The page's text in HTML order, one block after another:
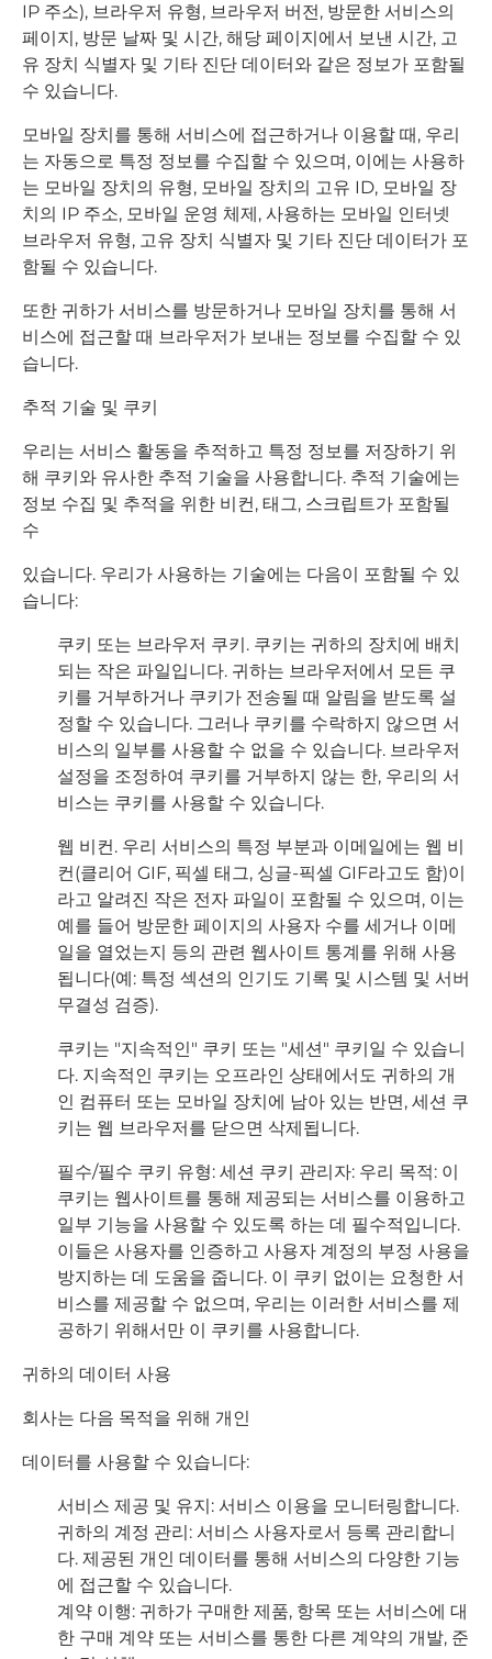
IP 주소), 브라우저 유형, 브라우저 버전, 방문한 서비스의
페이지, 방문 날짜 및 시간, 해당 페이지에서 보낸 시간, 고
유 장치 식별자 및 기타 진단 데이터와 같은 정보가 포함될
수 있습니다.
모바일 장치를 통해 서비스에 접근하거나 이용할 때, 우리
는 자동으로 특정 정보를 수집할 수 있으며, 이에는 사용하
는 모바일 장치의 유형, 모바일 장치의 고유 ID, 모바일 장
치의 IP 주소, 모바일 운영 체제, 사용하는 모바일 인터넷
브라우저 유형, 고유 장치 식별자 및 기타 진단 데이터가 포
함될 수 있습니다.
또한 귀하가 서비스를 방문하거나 모바일 장치를 통해 서
비스에 접근할 때 브라우저가 보내는 정보를 수집할 수 있
습니다.
추적 기술 및 쿠키
우리는 서비스 활동을 추적하고 특정 정보를 저장하기 위
해 쿠키와 유사한 추적 기술을 사용합니다. 추적 기술에는
정보 수집 및 추적을 위한 비컨, 태그, 스크립트가 포함될
수
있습니다. 우리가 사용하는 기술에는 다음이 포함될 수 있
습니다:
쿠키 또는 브라우저 쿠키. 쿠키는 귀하의 장치에 배치
되는 작은 파일입니다. 귀하는 브라우저에서 모든 쿠
키를 거부하거나 쿠키가 전송될 때 알림을 받도록 설
정할 수 있습니다. 그러나 쿠키를 수락하지 않으면 서
비스의 일부를 사용할 수 없을 수 있습니다. 브라우저
설정을 조정하여 쿠키를 거부하지 않는 한, 우리의 서
비스는 쿠키를 사용할 수 있습니다.
웹 비컨. 우리 서비스의 특정 부분과 이메일에는 웹 비
컨(클리어 GIF, 픽셀 태그, 싱글-픽셀 GIF라고도 함)이
라고 알려진 작은 전자 파일이 포함될 수 있으며, 이는
예를 들어 방문한 페이지의 사용자 수를 세거나 이메
일을 열었는지 등의 관련 웹사이트 통계를 위해 사용
됩니다(예: 특정 섹션의 인기도 기록 및 시스템 및 서버
무결성 검증).
쿠키는 "지속적인" 쿠키 또는 "세션" 쿠키일 수 있습니
다. 지속적인 쿠키는 오프라인 상태에서도 귀하의 개
인 컴퓨터 또는 모바일 장치에 남아 있는 반면, 세션 쿠
키는 웹 브라우저를 닫으면 삭제됩니다.
필수/필수 쿠키 유형: 세션 쿠키 관리자: 우리 목적: 이
쿠키는 웹사이트를 통해 제공되는 서비스를 이용하고
일부 기능을 사용할 수 있도록 하는 데 필수적입니다.
이들은 사용자를 인증하고 사용자 계정의 부정 사용을
방지하는 데 도움을 줍니다. 이 쿠키 없이는 요청한 서
비스를 제공할 수 없으며, 우리는 이러한 서비스를 제
공하기 위해서만 이 쿠키를 사용합니다.
귀하의 데이터 사용
회사는 다음 목적을 위해 개인
데이터를 사용할 수 있습니다:
서비스 제공 및 유지: 서비스 이용을 모니터링합니다.
귀하의 계정 관리: 서비스 사용자로서 등록 관리합니
다. 제공된 개인 데이터를 통해 서비스의 다양한 기능
에 접근할 수 있습니다.
계약 이행: 귀하가 구매한 제품, 항목 또는 서비스에 대
한 구매 계약 또는 서비스를 통한 다른 계약의 개발, 준